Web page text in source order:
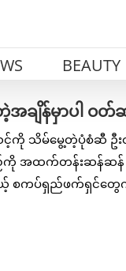
BEAUTY
ချိန်မှာပါ ဝ
သင့်ကို သိမ်မွေ့တဲ့ပုံစံဆီ
ကို အထက်တန်းဆန်ဆန်
ကပ်ရှည်ဖက်ရှင်တွေကို ဖ